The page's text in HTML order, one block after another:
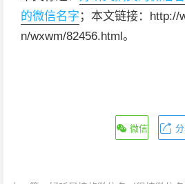
的微信名字 ；本文链接：http://
n/wxwm/82456.html。
微信